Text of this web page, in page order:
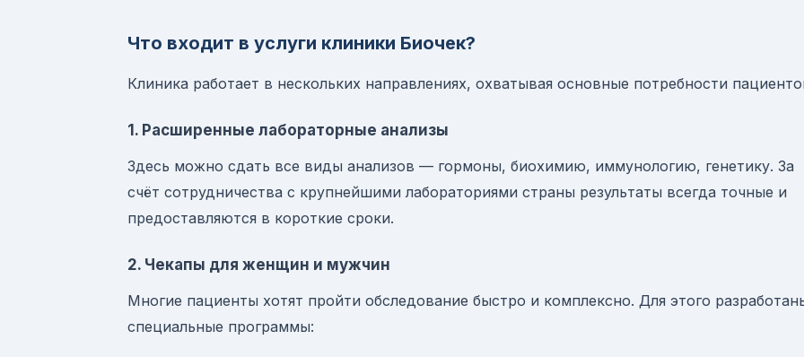
Что входит в услуги клиники Биочек?
Клиника работает в нескольких направлениях, охватывая основные потребности
1. Расширенные лабораторные анализы
Здесь можно сдать все виды анализов — гормоны, биохимию, иммунологию, генетику. За
счёт сотрудничества с крупнейшими лабораториями страны результаты всегда точные и
предоставляются в короткие сроки.
2. Чекапы для женщин и мужчин
Многие пациенты хотят пройти обследование быстро и комплексно. Для этого
специальные программы: